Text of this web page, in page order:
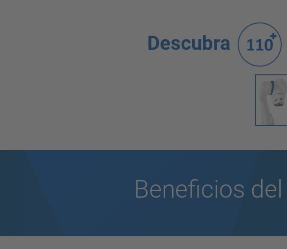
Descubra
Beneficios